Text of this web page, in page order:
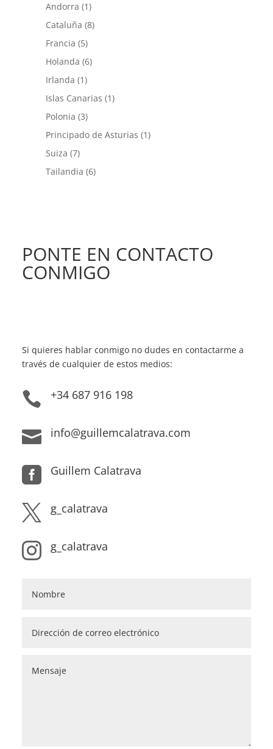
Andorra (1)
Cataluña (8)
Francia (5)
Holanda (6)
Irlanda (1)
Islas Canarias (1)
Polonia (3)
Principado de Asturias (1)
Suiza (7)
Tailandia (6)
PONTE EN CONTACTO
CONMIGO
Si quieres hablar conmigo no dudes en contactarme a
través de cualquier de estos medios:
 +34 687 916 198
 info@guillemcalatrava.com
 Guillem Calatrava
 g_calatrava
 g_calatrava